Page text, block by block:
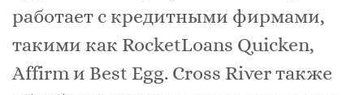
работает с кредитными фирмами,
такими как RocketLoans Quicken,
Affirm и Best Egg. Cross River также